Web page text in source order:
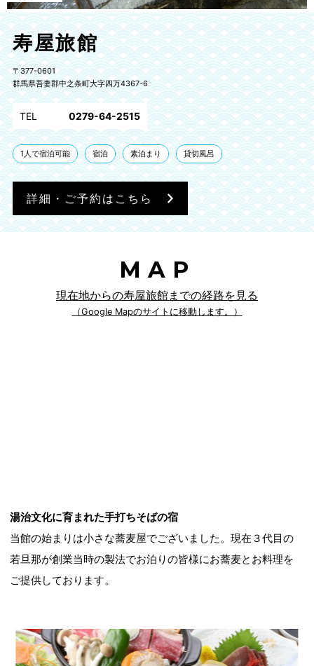
寿屋旅館
〒377-0601
群馬県吾妻郡中之条町大字四万4367-6
TEL 0279-64-2515
1人で宿泊可能 宿泊 素泊まり 貸切風呂
詳細・ご予約はこちら
MAP
現在地からの寿屋旅館までの経路を見る
（Google Mapのサイトに移動します。）
湯治文化に育まれた手打ちそばの宿
当館の始まりは小さな蕎麦屋でございました。現在３代目の
若旦那が創業当時の製法でお泊りの皆様にお蕎麦とお料理を
ご提供しております。